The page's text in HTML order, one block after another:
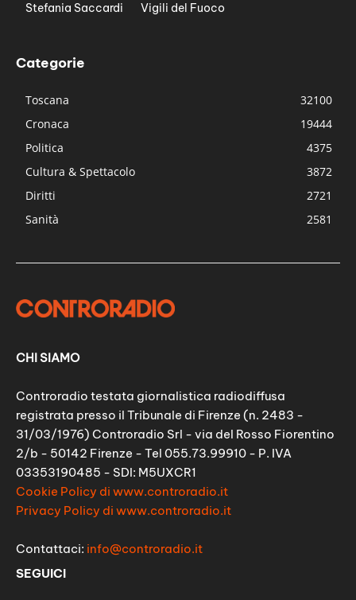
Stefania Saccardi
Vigili del Fuoco
Categorie
Toscana
32100
Cronaca
19444
Politica
4375
Cultura & Spettacolo
3872
Diritti
2721
Sanità
2581
CHI SIAMO
Controradio testata giornalistica radiodiffusa
registrata presso il Tribunale di Firenze (n. 2483 -
31/03/1976) Controradio Srl - via del Rosso Fiorentino
2/b - 50142 Firenze - Tel 055.73.99910 - P. IVA
03353190485 - SDI: M5UXCR1
Cookie Policy di www.controradio.it
Privacy Policy di www.controradio.it
Contattaci: info@controradio.it
SEGUICI